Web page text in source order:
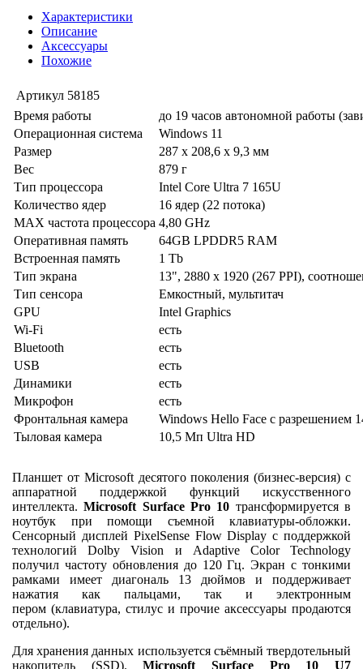
Характеристики
Описание
Аксессуары
Похожие
Артикул 58185
Время работы
до 19 часов автономной работы
Операционная система
Windows 11
Размер
287 x 208,6 x 9,3 мм
Вес
879 г
Тип процессора
Intel Core Ultra 7 165U
Количество ядер
16 ядер (22 потока)
MAX частота процессора 4,80 GHz
Оперативная память
64GB LPDDR5 RAM
Встроенная память
1 Tb
Тип экрана
13", 2880 x 1920 (267 PPI),
Тип сенсора
Емкостный, мультитач
GPU
Intel Graphics
Wi-Fi
есть
Bluetooth
есть
USB
есть
Динамики
есть
Микрофон
есть
Фронтальная камера
Windows Hello Face с разрешением
Тыловая камера
10,5 Мп Ultra HD
Планшет от Microsoft десятого поколения (бизнес-версия) с
аппаратной поддержкой функций искусственного
интеллекта.Microsoft Surface Pro 10 трансформируется в
ноутбук при помощи съемной клавиатуры-обложки.
Сенсорный дисплей PixelSense Flow Display с поддержкой
технологий Dolby Vision и Adaptive Color Technology
получил частоту обновления до 120 Гц. Экран с тонкими
рамками имеет диагональ 13 дюймов и поддерживает
нажатия как пальцами, так и электронным
пером (клавиатура, стилус и прочие аксессуары продаются
отдельно).
Для хранения данных используется съёмный твердотельный
накопитель (SSD).Microsoft Surface Pro 10U7